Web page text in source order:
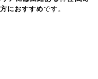
におすすめです。